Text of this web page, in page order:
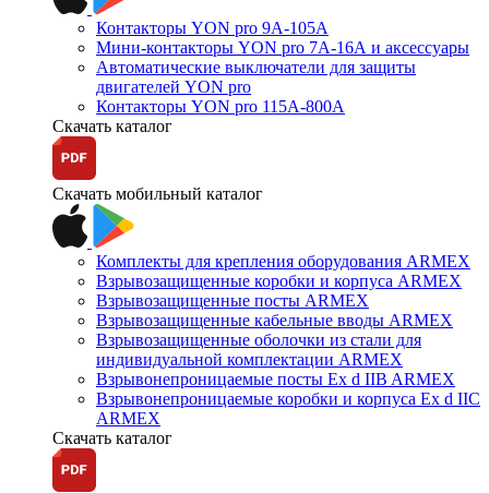
Контакторы YON pro 9А-105А
Мини-контакторы YON pro 7А-16А и аксессуары
Автоматические выключатели для защиты
двигателей YON pro
Контакторы YON pro 115А-800А
Скачать каталог
Скачать мобильный каталог
Комплекты для крепления оборудования ARMEX
Взрывозащищенные коробки и корпуса ARMEX
Взрывозащищенные посты ARMEX
Взрывозащищенные кабельные вводы ARMEX
Взрывозащищенные оболочки из стали для
индивидуальной комплектации ARMEX
Взрывонепроницаемые посты Ex d IIB ARMEX
Взрывонепроницаемые коробки и корпуса Ex d IIС
ARMEX
Скачать каталог